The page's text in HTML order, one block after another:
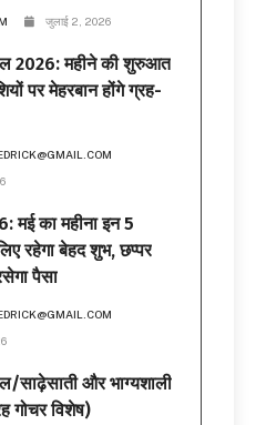
जुलाई 2, 2026
2026: महीने की शुरुआत
पर मेहरबान होंगे ग्रह-
मई का महीना इन 5
रहेगा बेहद शुभ, छप्पर
पैसा
साढ़ेसाती और भाग्यशाली
गोचर विशेष)